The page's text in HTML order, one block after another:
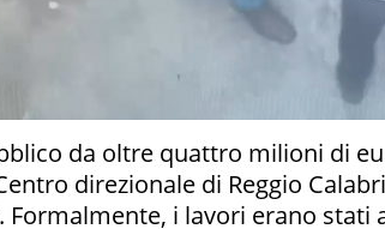
da oltre quattro milioni di
direzionale di Reggio
Formalmente, i lavori erano stati